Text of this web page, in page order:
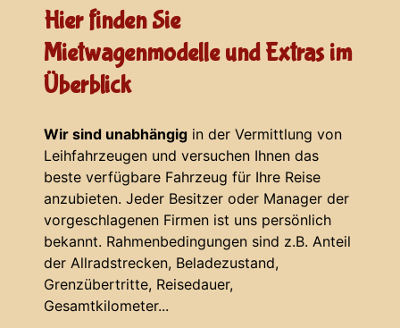
Hier finden Sie
Mietwagenmodelle und Extras im
Überblick
Wir sind unabhängig in der Vermittlung von
Leihfahrzeugen und versuchen Ihnen das
beste verfügbare Fahrzeug für Ihre Reise
anzubieten. Jeder Besitzer oder Manager der
vorgeschlagenen Firmen ist uns persönlich
bekannt. Rahmenbedingungen sind z.B. Anteil
der Allradstrecken, Beladezustand,
Grenzübertritte, Reisedauer,
Gesamtkilometer...